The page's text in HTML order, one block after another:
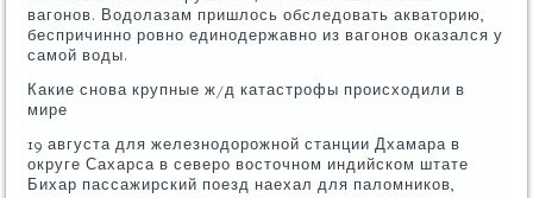
вагонов. Водолазам пришлось обследовать акваторию,
беспричинно ровно единодержавно из вагонов оказался у
самой воды.
Какие снова крупные ж/д катастрофы происходили в
мире
19 августа для железнодорожной станции Дхамара в
округе Сахарса в северо восточном индийском штате
Бихар пассажирский поезд наехал для паломников,